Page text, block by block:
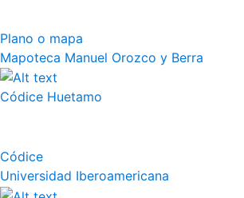
Plano o mapa
Mapoteca Manuel Orozco y Berra
Códice Huetamo
Códice
Universidad Iberoamericana